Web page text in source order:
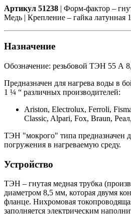
Артикул 51238 | Форм-фактор –
Медь | Крепление – гайка
Назначение
Обозначение: резьбовой ТЭН 55 А
Предназначен для нагрева воды в
1 ¼ “ различных производителей:
Ariston, Electrolux, Ferroli,
Classic, Alpari, Fox, Braun,
ТЭН "мокрого" типа предназначен
погружения в нагреваемую среду.
Устройство
ТЭН – гнутая медная трубка
диаметром 8,5 мм, которая двумя
фланце. Нихромовая
заполняется электрическим